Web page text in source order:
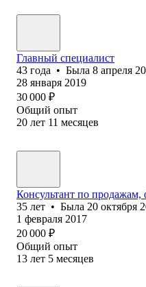
Главный специалист
43 года • Была 8 апреля
28 января 2019
30 000 ₽
Общий опыт
20 лет 11 месяцев
Консультант по продажам,
35 лет • Была 20 октября
1 февраля 2017
20 000 ₽
Общий опыт
13 лет 5 месяцев